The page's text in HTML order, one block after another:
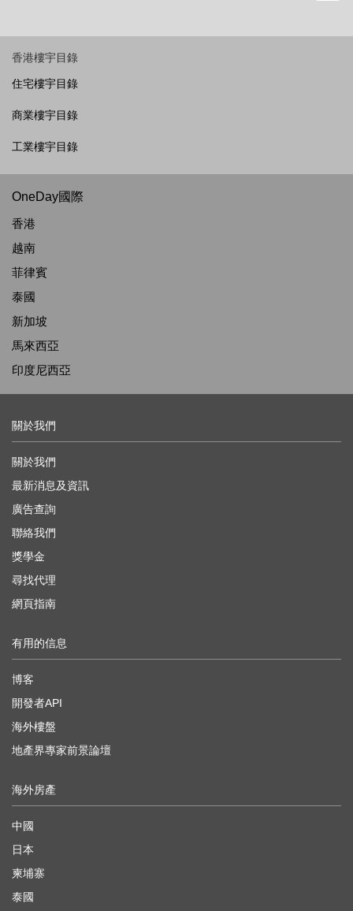
香港樓宇目錄
住宅樓宇目錄
商業樓宇目錄
工業樓宇目錄
OneDay國際
香港
越南
菲律賓
泰國
新加坡
馬來西亞
印度尼西亞
關於我們
關於我們
最新消息及資訊
廣告查詢
聯絡我們
獎學金
尋找代理
網頁指南
有用的信息
博客
開發者API
海外樓盤
地產界專家前景論壇
海外房產
中國
日本
柬埔寨
泰國